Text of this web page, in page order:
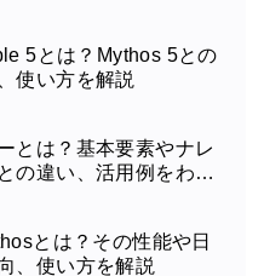
5とは？Mythos 5との
使い方を解説
とは？基本要素やナレ
の違い、活用例をわか
とは？その性能や日
、使い方を解説